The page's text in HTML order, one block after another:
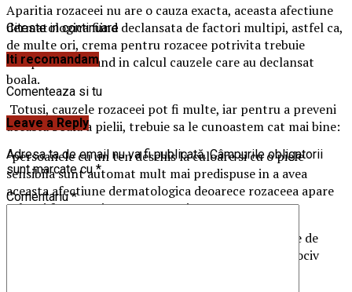
Aparitia rozaceei nu are o cauza exacta, aceasta afectiune
dermatologica fiind declansata de factori multipi, astfel ca,
de multe ori, crema pentru rozacee potrivita trebuie
cumparata si luand in calcul cauzele care au declansat
boala.
Totusi, cauzele rozaceei pot fi multe, iar pentru a preveni
aceasta boala a pielii, trebuie sa le cunoastem cat mai bine:
-persoanele cu un ten deschis la culoare si cu o piele
sensibila sunt automat mult mai predispuse in a avea
aceasta afectiune dermatologica deoarece rozaceea apare
cel mai frecvent in aceste cazuri;
-expunerea la soare, precum si la razele ultraviolete de
orice tip (solare, lampi UV etc.) este un alt factor nociv
Citeste in continuare
Iti recomandam
Comenteaza si tu
Leave a Reply
Adresa ta de email nu va fi publicată. Câmpurile obligatorii
sunt marcate cu*
Comentariu*